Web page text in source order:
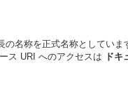
の名称を正式名称としていま
ス URI へのアクセスは ドキ